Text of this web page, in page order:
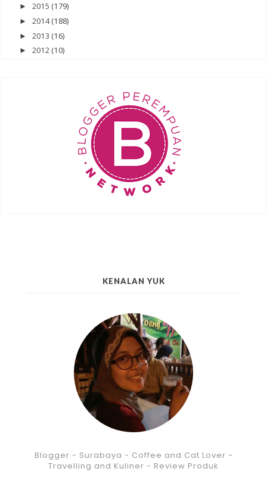
► 2015 (179)
► 2014(188)
► 2013 (16)
► 2012 (10)
KENALAN YUK
Blogger - Surabaya - Coffee and Cat Lover -
Travelling and Kuliner - Review Produk